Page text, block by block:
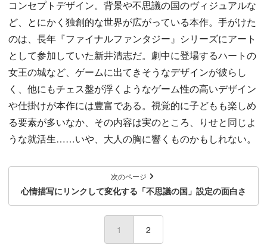
コンセプトデザイン。背景や不思議の国のヴィジュアルな
ど、とにかく独創的な世界が広がっている本作。手がけた
のは、長年『ファイナルファンタジー』シリーズにアート
として参加していた新井清志だ。劇中に登場するハートの
女王の城など、ゲームに出てきそうなデザインが彼らし
く、他にもチェス盤が浮くようなゲーム性の高いデザイン
や仕掛けが本作には豊富である。視覚的に子どもも楽しめ
る要素が多いなか、その内容は実のところ、りせと同じよ
うな就活生……いや、大人の胸に響くものかもしれない。
次のページ
心情描写にリンクして変化する「不思議の国」設定の面白さ
1 (current)
2